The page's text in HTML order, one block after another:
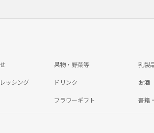
果物・野菜等 乳製
ッシング ドリンク お酒
フラワーギフト 書籍